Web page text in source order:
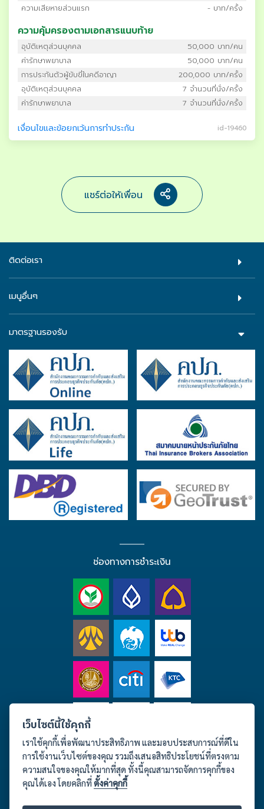
ความเสียหายส่วนแรก
- บาท/ครั้ง
ความคุ้มครองตามเอกสารแนบท้าย
อุบัติเหตุส่วนบุคคล
50,000 บาท/คน
ค่ารักษาพยาบาล
50,000 บาท/คน
การประกันตัวผู้ขับขี่ในคดีอาญา
200,000 บาท/ครั้ง
อุบัติเหตุส่วนบุคคล
7 จำนวนที่นั่ง/ครั้ง
ค่ารักษาพยาบาล
7 จำนวนที่นั่ง/ครั้ง
เงื่อนไขและข้อยกเว้นการทำประกัน id-19460
แชร์ต่อให้เพื่อน
ติดต่อเรา
เมนูอื่นๆ
มาตรฐานรองรับ
ช่องทางการชำระเงิน
เว็บไซต์นี้ใช้คุกกี้
เราใช้คุกกี้เพื่อพัฒนาประสิทธิภาพ และมอบประสบการณ์ที่ดีใน
การใช้งานเว็บไซต์ของคุณ รวมถึงเสนอสิทธิประโยชน์ที่ตรงตาม
ความสนใจของคุณให้มากที่สุด ทั้งนี้คุณสามารถจัดการคุกกี้ของ
คุณได้เอง โดยคลิกที่ตั้งค่าคุกกี้